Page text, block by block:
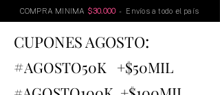
COMPRA MINIMA $30.000 - Envíos a todo el país
CUPONES AGOSTO:
#AGOSTO50K +$50MIL